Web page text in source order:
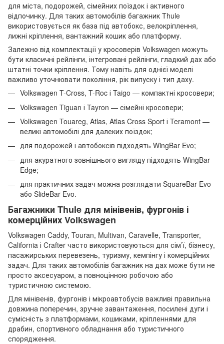
для міста, подорожей, сімейних поїздок і активного
відпочинку. Для таких автомобілів багажник Thule
використовується як база під автобокс, велокріплення,
лижні кріплення, вантажний кошик або платформу.
Залежно від комплектації у кросоверів Volkswagen можуть
бути класичні рейлінги, інтегровані рейлінги, гладкий дах або
штатні точки кріплення. Тому навіть для однієї моделі
важливо уточнювати покоління, рік випуску і тип даху.
Volkswagen T-Cross, T-Roc і Taigo — компактні кросовери;
Volkswagen Tiguan і Tayron — сімейні кросовери;
Volkswagen Touareg, Atlas, Atlas Cross Sport і Teramont —
великі автомобілі для далеких поїздок;
для подорожей і автобоксів підходять WingBar Evo;
для акуратного зовнішнього вигляду підходять WingBar
Edge;
для практичних задач можна розглядати SquareBar Evo
або SlideBar Evo.
Багажники Thule для мінівенів, фургонів і
комерційних Volkswagen
Volkswagen Caddy, Touran, Multivan, Caravelle, Transporter,
California і Crafter часто використовуються для сім’ї, бізнесу,
пасажирських перевезень, туризму, кемпінгу і комерційних
задач. Для таких автомобілів багажник на дах може бути не
просто аксесуаром, а повноцінною робочою або
туристичною системою.
Для мінівенів, фургонів і мікроавтобусів важливі правильна
довжина поперечин, зручне завантаження, посилені дуги і
сумісність з платформами, кошиками, кріпленнями для
драбин, спортивного обладнання або туристичного
спорядження.